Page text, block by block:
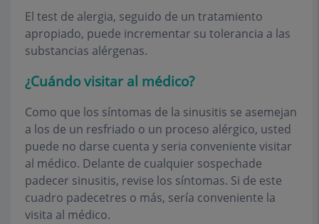
El test de alergia, seguido de un tratamiento
apropiado, puede incrementar su tolerancia a las
substancias alérgenas.
¿Cuándo visitar al médico?
Como que los síntomas de la sinusitis se asemejan
a los de un resfriado o un proceso alérgico, usted
puede no darse cuenta y seria conveniente visitar
al médico. Delante de cualquier sospechade
padecer sinusitis, revise los síntomas. Si de este
cuadro padecetres o más, sería conveniente la
visita al médico.